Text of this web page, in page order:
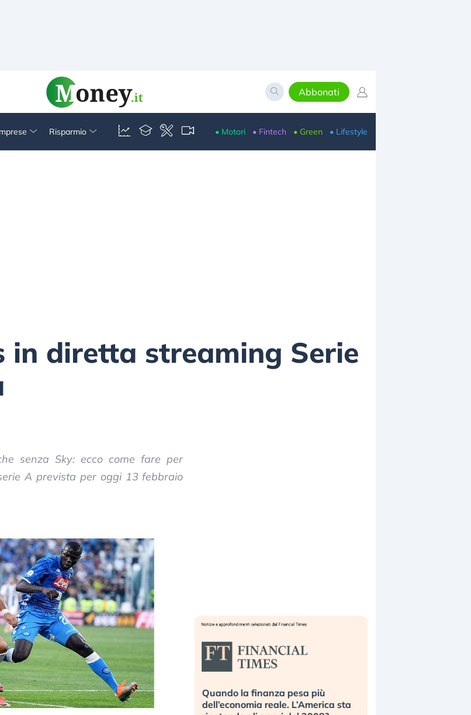
Abbonati
Risparmio • Motori • Fintech • Green • Lifestyle
in diretta streaming Serie
senza Sky: ecco come fare per
A prevista per oggi 13 febbraio
«La mia vita è rovinata». Investitori
in preda al panico dopo lo scoppio
Quando la finanza pesa più
dell’economia reale. L’America sta